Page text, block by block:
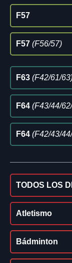
F57
F57 (F56/57)
F63 (F42/61/
F64 (F43/44/
F64 (F42/43/
TODOS LOS
Atletismo
Bádminton